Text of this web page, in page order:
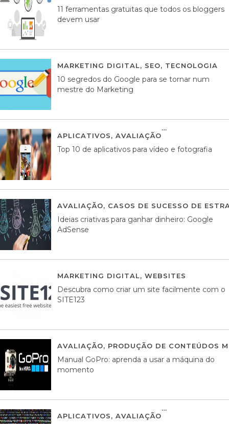
11 ferramentas gratuitas que todos os bloggers
devem usar
MARKETING DIGITAL, SEO, TECNOLOGIA
10 segredos do Google para se tornar num
mestre do Marketing
APLICATIVOS, AVALIAÇÃO
Top 10 de aplicativos para vídeo e fotografia
AVALIAÇÃO, CASOS DE SUCESSO DE
Ideias criativas para ganhar dinheiro: Google
AdSense
MARKETING DIGITAL, WEBSITES
Descubra como criar um site facilmente com o
SITE123
AVALIAÇÃO, PRODUÇÃO DE CONTEÚDOS
Manual GoPro: aprenda a usar a máquina do
momento
APLICATIVOS, AVALIAÇÃO